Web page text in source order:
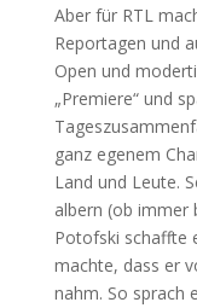
Aber für RTL
Reportagen und
Open und
„Premiere“ und
ganz egenem
Land und Leute.
albern (ob immer
Potofski schaffte
machte, dass er
nahm. So sprach